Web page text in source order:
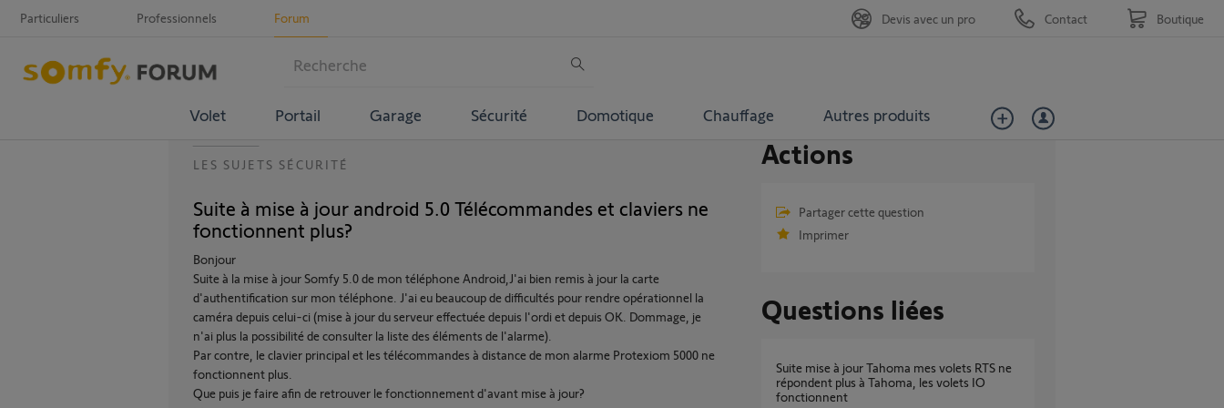
Particuliers Professionnels Forum
Volet Portail Garage Sécurité Domotique Chauffage Autres produits
Devis avec un pro Contact Boutique
LES SUJETS SÉCURITÉ
Suite à mise à jour android 5.0 Télécommandes et claviers ne
fonctionnent plus?
Bonjour
Suite à la mise à jour Somfy 5.0 de mon téléphone Android,J'ai bien remis à jour la carte
d'authentification sur mon téléphone. J'ai eu beaucoup de difficultés pour rendre opérationnel la
caméra depuis celui-ci (mise à jour du serveur effectuée depuis l'ordi et depuis OK. Dommage, je
n'ai plus la possibilité de consulter la liste des éléments de l'alarme).
Par contre, le clavier principal et les télécommandes à distance de mon alarme Protexiom 5000 ne
fonctionnent plus.
Que puis je faire afin de retrouver le fonctionnement d'avant mise à jour?
Actions
Partager cette question
Imprimer
Questions liées
suite mise à jour Tahoma mes volets RTS ne
répondent plus à Tahoma, les volets IO
fonctionnent